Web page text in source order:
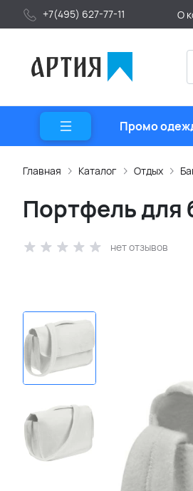
+7(495) 627-77-11 О
Промо
Главная Каталог Отдых
Портфель для
нет отзывов